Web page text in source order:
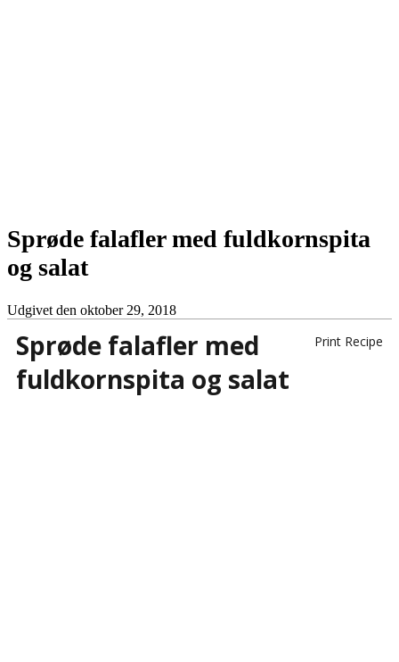
Sprøde falafler med fuldkornspita
og salat
Udgivet den oktober 29, 2018
Print Recipe
Sprøde falafler med
fuldkornspita og salat